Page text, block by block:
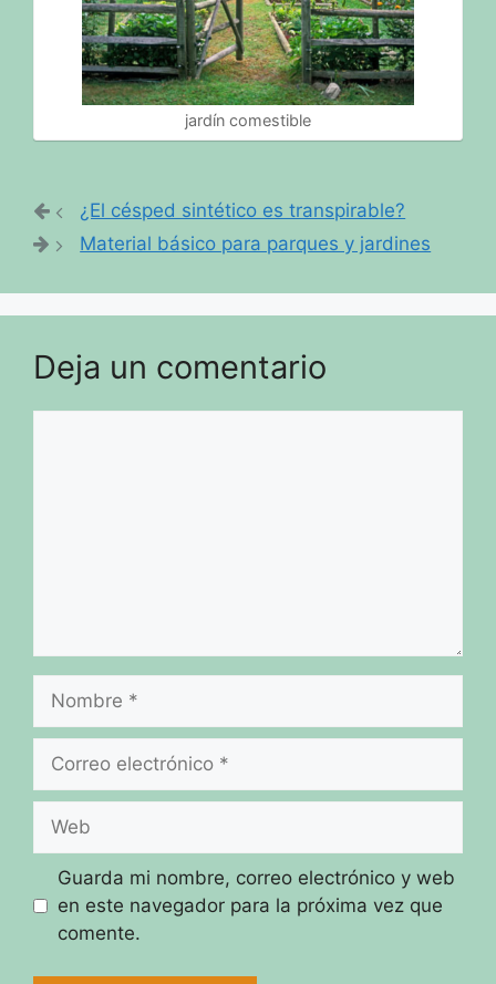
jardín comestible
¿El césped sintético es transpirable?
Material básico para parques y jardines
Deja un comentario
Nombre
Correo
Web
Guarda mi nombre, correo electrónico y web
en este navegador para la próxima vez que
comente.